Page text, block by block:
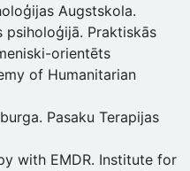
Augstskola.
psiholoģijā. Praktiskās
orientēts
of Humanitarian
Pasaku Terapijas
with EMDR. Institute for